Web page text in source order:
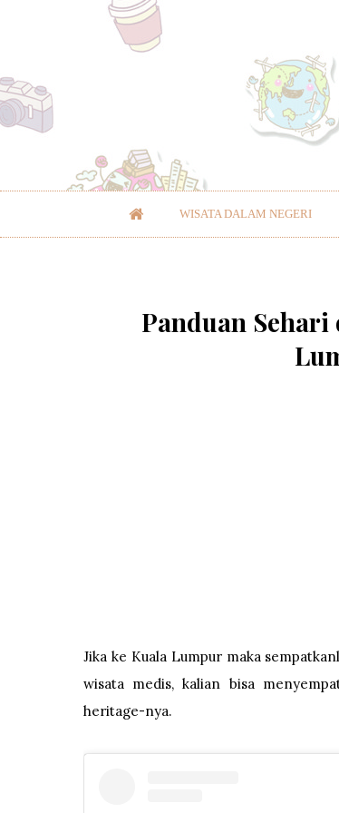
WISATA DALAM NEGERI
Panduan
Jika ke Kuala Lumpur maka
wisata medis, kalian bisa
heritage-nya.